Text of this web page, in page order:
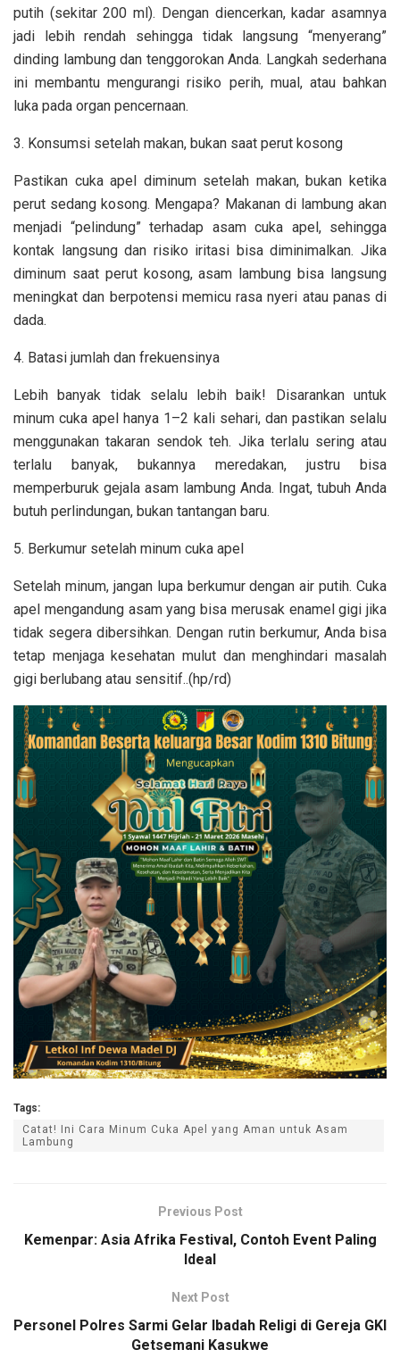
putih (sekitar 200 ml). Dengan diencerkan, kadar asamnya
jadi lebih rendah sehingga tidak langsung “menyerang”
dinding lambung dan tenggorokan Anda. Langkah sederhana
ini membantu mengurangi risiko perih, mual, atau bahkan
luka pada organ pencernaan.
3. Konsumsi setelah makan, bukan saat perut kosong
Pastikan cuka apel diminum setelah makan, bukan ketika
perut sedang kosong. Mengapa? Makanan di lambung akan
menjadi “pelindung” terhadap asam cuka apel, sehingga
kontak langsung dan risiko iritasi bisa diminimalkan. Jika
diminum saat perut kosong, asam lambung bisa langsung
meningkat dan berpotensi memicu rasa nyeri atau panas di
dada.
4. Batasi jumlah dan frekuensinya
Lebih banyak tidak selalu lebih baik! Disarankan untuk
minum cuka apel hanya 1–2 kali sehari, dan pastikan selalu
menggunakan takaran sendok teh. Jika terlalu sering atau
terlalu banyak, bukannya meredakan, justru bisa
memperburuk gejala asam lambung Anda. Ingat, tubuh Anda
butuh perlindungan, bukan tantangan baru.
5. Berkumur setelah minum cuka apel
Setelah minum, jangan lupa berkumur dengan air putih. Cuka
apel mengandung asam yang bisa merusak enamel gigi jika
tidak segera dibersihkan. Dengan rutin berkumur, Anda bisa
tetap menjaga kesehatan mulut dan menghindari masalah
gigi berlubang atau sensitif..(hp/rd)
Tags:
Catat! Ini Cara Minum Cuka Apel yang Aman untuk Asam
Lambung
Previous Post
Kemenpar: Asia Afrika Festival, Contoh Event Paling
Ideal
Next Post
Personel Polres Sarmi Gelar Ibadah Religi di Gereja GKI
Getsemani Kasukwe